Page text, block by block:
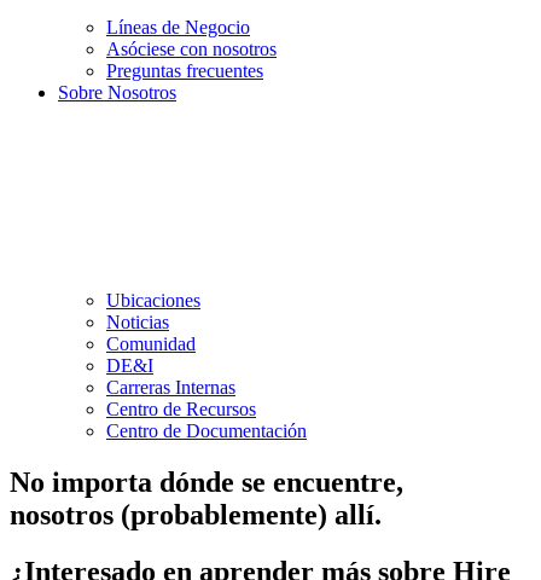
Líneas de Negocio
Asóciese con nosotros
Preguntas frecuentes
Sobre Nosotros
Ubicaciones
Noticias
Comunidad
DE&I
Carreras Internas
Centro de Recursos
Centro de Documentación
No importa dónde se encuentre,
nosotros (probablemente) allí.
¿Interesado en aprender más sobre Hire